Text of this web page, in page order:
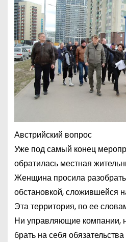
Австрийский вопрос
Уже под самый конец
обратилась местная
Женщина просила
обстановкой, сложившейся
Эта территория, по ее
Ни управляющие компании,
брать на себя